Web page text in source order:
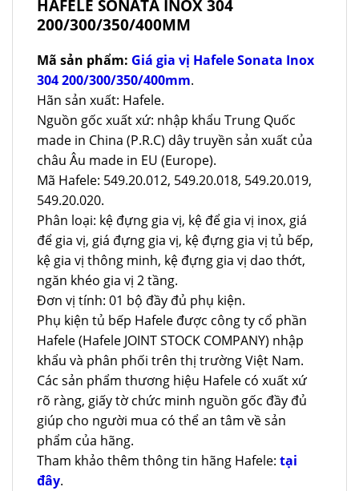
HAFELE SONATA INOX 304
200/300/350/400MM
Mã sản phẩm: Giá gia vị Hafele Sonata Inox
304 200/300/350/400mm.
Hãn sản xuất: Hafele.
Nguồn gốc xuất xứ: nhập khẩu Trung Quốc
made in China (P.R.C) dây truyền sản xuất của
châu Âu made in EU (Europe).
Mã Hafele: 549.20.012, 549.20.018, 549.20.019,
549.20.020.
Phân loại: kệ đựng gia vị, kệ để gia vị inox, giá
để gia vị, giá đựng gia vị, kệ đựng gia vị tủ bếp,
kệ gia vị thông minh, kệ đựng gia vị dao thớt,
ngăn khéo gia vị 2 tầng.
Đơn vị tính: 01 bộ đầy đủ phụ kiện.
Phụ kiện tủ bếp Hafele được công ty cổ phần
Hafele (Hafele JOINT STOCK COMPANY) nhập
khẩu và phân phối trên thị trường Việt Nam.
Các sản phẩm thương hiệu Hafele có xuất xứ
rõ ràng, giấy tờ chức minh nguồn gốc đầy đủ
giúp cho người mua có thể an tâm về sản
phẩm của hãng.
Tham khảo thêm thông tin hãng Hafele: tại
đây.